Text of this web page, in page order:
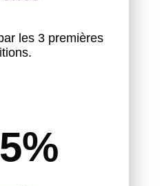
les 3 premières
%